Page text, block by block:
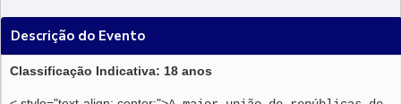
Descrição do Evento
Classificação Indicativa: 18 anos